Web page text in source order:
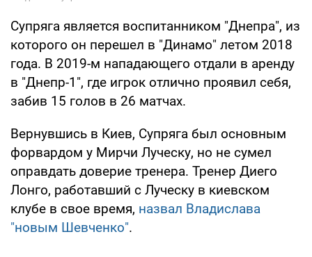
Супряга является воспитанником "Днепра", из
которого он перешел в "Динамо" летом 2018
года. В 2019-м нападающего отдали в аренду
в "Днепр-1", где игрок отлично проявил себя,
забив 15 голов в 26 матчах.
Вернувшись в Киев, Супряга был основным
форвардом у Мирчи Луческу, но не сумел
оправдать доверие тренера. Тренер Диего
Лонго, работавший с Луческу в киевском
клубе в свое время, назвал Владислава
"новым Шевченко".